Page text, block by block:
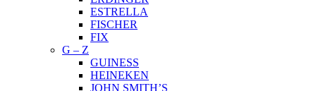
ESTRELLA
FISCHER
FIX
G – Z
GUINESS
HEINEKEN
JOHN SMITH’S